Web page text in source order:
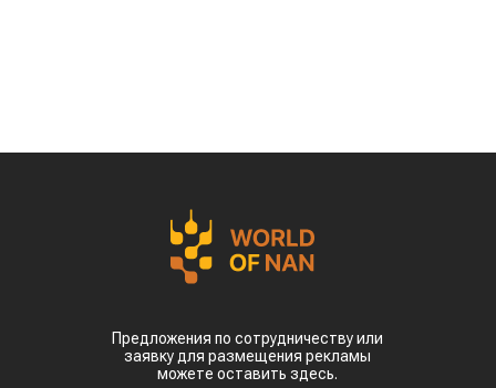
Предложения по сотрудничеству или
заявку для размещения рекламы
можете оставить здесь.